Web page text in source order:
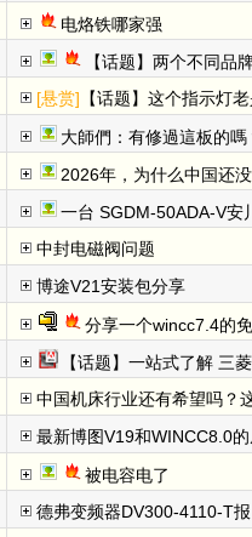
电烙铁哪家强
【话题】两个不同品
[悬赏] 【话题】这个指示灯
大師們：有修過這板的
2026年，为什么中国还
一台 SGDM-50ADA-V安
中封电磁阀问题
博途V21安装包分享
分享一个wincc7.4的
【话题】一站式了解 三菱FX5U
中国机床行业还有希望吗？
最新博图V19和WINCC8.0
被电容电了
德弗变频器DV300-4110-T报NFF故